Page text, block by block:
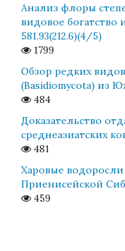
Анализ флоры
видовое
581.93(212.6)(4/5)
1799
Обзор редких
(Basidiomycota) из
484
Доказательство
среднеазиатских
481
Харовые водоросли
Приенисейской
459